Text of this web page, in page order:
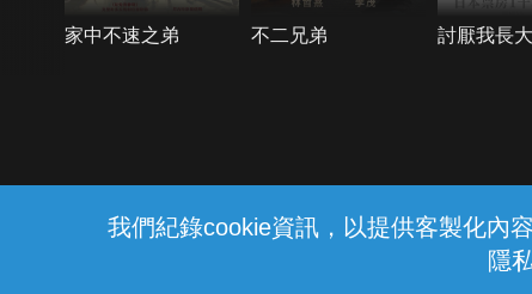
我們紀錄cookie資訊，以提供客製化內
隱
家中不速之弟 不二兄弟 討厭我長大